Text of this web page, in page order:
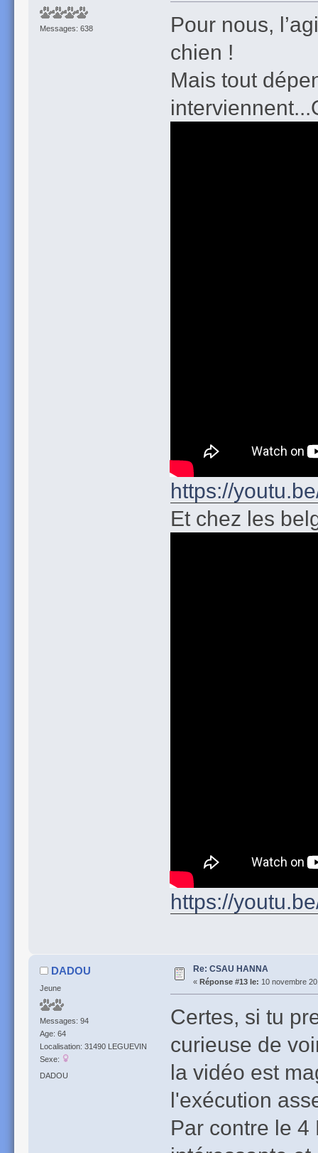
Messages: 638
Pour nous,
chien !
Mais tout
https://
Et chez les
https://
DADOU
Jeune
Messages: 94
Age: 64
Localisation: 31490 LEGUEVIN
Sexe:
DADOU
Re: CSAU HANNA
« Réponse #13 le: 10 novembre
Certes, si tu
curieuse de
la vidéo est
l'exécution
Par contre le